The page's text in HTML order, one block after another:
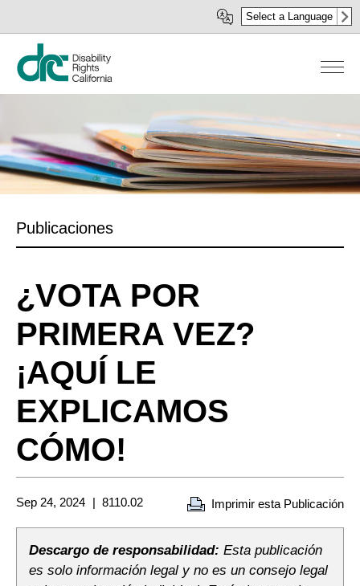
al
contenido
principal
Select a Language
Publicaciones
¿VOTA POR
PRIMERA VEZ?
¡AQUÍ LE
EXPLICAMOS
CÓMO!
Sep 24, 2024 8110.02 Imprimir esta Publicación
Descargo de responsabilidad: Esta publicación
es solo información legal y no es un consejo legal